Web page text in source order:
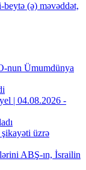
(ə) məvəddət,
nun Ümumdünya
| 04.08.2026 -
üzrə
ABŞ-ın, İsrailin